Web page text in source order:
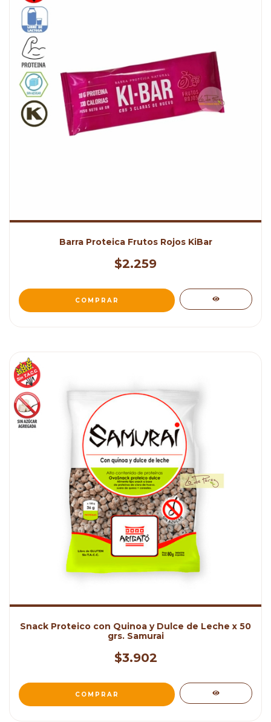
Barra Proteica Frutos Rojos KiBar
$2.259
Snack Proteico con Quinoa y Dulce de Leche x 50
grs. Samurai
$3.902